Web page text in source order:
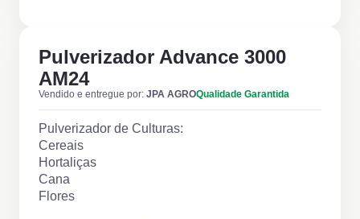
Pulverizador Advance 3000
AM24
Vendido e entregue por: JPA AGROQualidade Garantida
Pulverizador de Culturas:
Cereais
Hortaliças
Cana
Flores